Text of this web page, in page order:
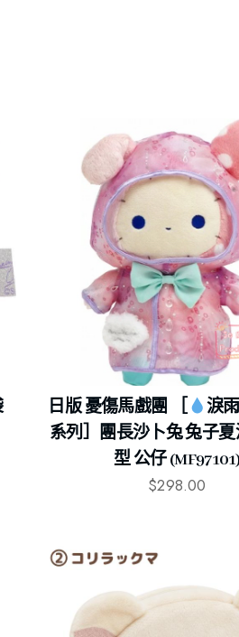
日版 憂傷馬戲團 ［
淚
系列］團長沙卜兔 兔子
型 公仔
$298.00